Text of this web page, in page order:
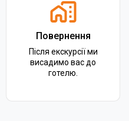
Повернення
Після екскурсії ми
висадимо вас до
готелю.